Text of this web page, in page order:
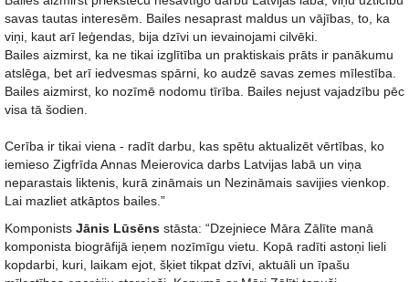
savas tautas interesēm. Bailes nesaprast maldus un vājības, to, ka
viņi, kaut arī leģendas, bija dzīvi un ievainojami cilvēki.
Bailes aizmirst, ka ne tikai izglītība un praktiskais prāts ir panākumu
atslēga, bet arī iedvesmas spārni, ko audzē savas zemes mīlestība.
Bailes aizmirst, ko nozīmē nodomu tīrība. Bailes nejust vajadzību pēc
visa tā šodien.
Cerība ir tikai viena - radīt darbu, kas spētu aktualizēt vērtības, ko
iemieso Zigfrīda Annas Meierovica darbs Latvijas labā un viņa
neparastais liktenis, kurā zināmais un Nezināmais savijies vienkop.
Lai mazliet atkāptos bailes.”
Komponists Jānis Lūsēns stāsta: “Dzejniece Māra Zālīte manā
komponista biogrāfijā ieņem nozīmīgu vietu. Kopā radīti astoņi lieli
kopdarbi, kuri, laikam ejot, šķiet tikpat dzīvi, aktuāli un īpašu